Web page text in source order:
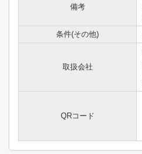
備考
条件(その他)
取扱会社
QRコード